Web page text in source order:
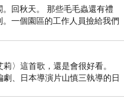
。回秋天。 那些毛毛蟲還有禮
一個園區的工作人員撿給我們
〉這首歌，還是會很好看。
劇、日本導演片山慎三執導的日